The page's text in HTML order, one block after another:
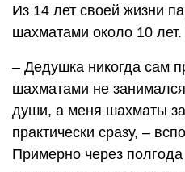
Из 14 лет своей жизни
шахматами около 10
– Дедушка никогда сам
шахматами не
души, а меня шахматы
практически сразу, –
Примерно через